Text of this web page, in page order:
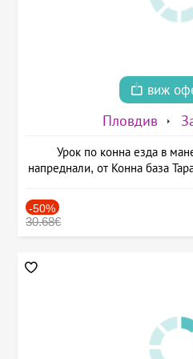
виж
Пловдив
Урок по конна езда в
напреднали, от Конна база
-50%
30.68€